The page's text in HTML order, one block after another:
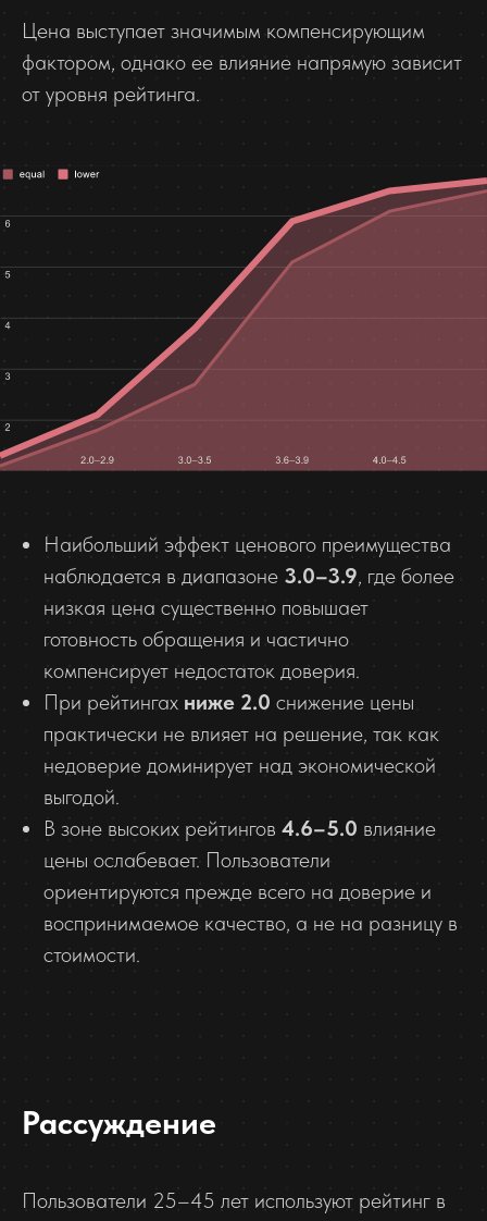
Цена выступает значимым компенсирующим
фактором, однако ее влияние напрямую зависит
от уровня рейтинга.
Наибольший эффект ценового преимущества
наблюдается в диапазоне 3.0–3.9, где более
низкая цена существенно повышает
готовность обращения и частично
компенсирует недостаток доверия.
При рейтингах ниже 2.0 снижение цены
практически не влияет на решение, так как
недоверие доминирует над экономической
выгодой.
В зоне высоких рейтингов 4.6–5.0 влияние
цены ослабевает. Пользователи
ориентируются прежде всего на доверие и
воспринимаемое качество, а не на разницу в
стоимости.
Рассуждение
Пользователи 25–45 лет используют рейтинг в